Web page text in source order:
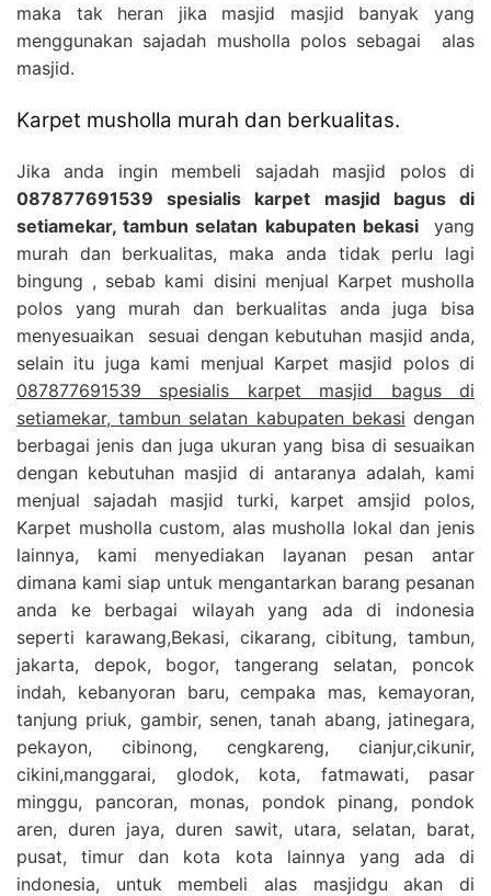
maka tak heran jika masjid masjid banyak yang
menggunakan sajadah musholla polos sebagai alas
masjid.
Karpet musholla murah dan berkualitas.
Jika anda ingin membeli sajadah masjid polos di
087877691539 spesialis karpet masjid bagus di
setiamekar, tambun selatan kabupaten bekasiyang
murah dan berkualitas, maka anda tidak perlu lagi
bingung , sebab kami disini menjual Karpet musholla
polos yang murah dan berkualitas anda juga bisa
menyesuaikan sesuai dengan kebutuhan masjid anda,
selain itu juga kami menjual Karpet masjid polos di
087877691539 spesialis karpet masjid bagus di
setiamekar, tambun selatan kabupaten bekasi dengan
berbagai jenis dan juga ukuran yang bisa di sesuaikan
dengan kebutuhan masjid di antaranya adalah, kami
menjual sajadah masjid turki, karpet amsjid polos,
Karpet musholla custom, alas musholla lokal dan jenis
lainnya, kami menyediakan layanan pesan antar
dimana kami siap untuk mengantarkan barang pesanan
anda ke berbagai wilayah yang ada di indonesia
seperti karawang,Bekasi, cikarang, cibitung, tambun,
jakarta, depok, bogor, tangerang selatan, poncok
indah, kebanyoran baru, cempaka mas, kemayoran,
tanjung priuk, gambir, senen, tanah abang, jatinegara,
pekayon, cibinong, cengkareng, cianjur,cikunir,
cikini,manggarai, glodok, kota, fatmawati, pasar
minggu, pancoran, monas, pondok pinang, pondok
aren, duren jaya, duren sawit, utara, selatan, barat,
pusat, timur dan kota kota lainnya yang ada di
indonesia, untuk membeli alas masjidgu akan di